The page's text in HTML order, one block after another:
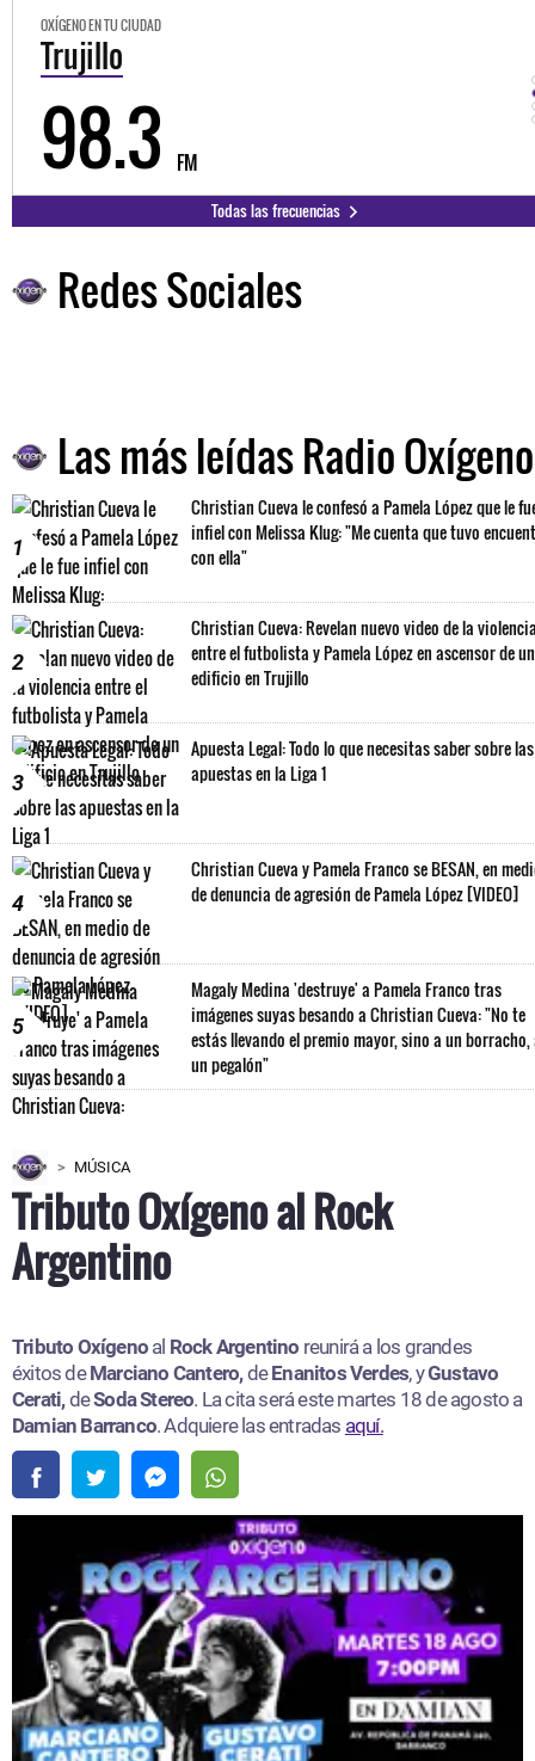
OXÍGENO EN TU CIUDAD
Trujillo
98.3 FM
Todas las frecuencias
Redes Sociales
Las más leídas Radio Oxígeno
1
Christian Cueva le confesó a Pamela López que le
infiel con Melissa Klug: "Me cuenta que tuvo
con ella"
2
Christian Cueva: Revelan nuevo video de la
entre el futbolista y Pamela López en ascensor de un
edificio en Trujillo
3
Apuesta Legal: Todo lo que necesitas saber sobre las
apuestas en la Liga 1
4
Christian Cueva y Pamela Franco se BESAN, en
de denuncia de agresión de Pamela López [VIDEO]
5
Magaly Medina 'destruye' a Pamela Franco tras
imágenes suyas besando a Christian Cueva: "No te
estás llevando el premio mayor, sino a un borracho,
un pegalón"
MÚSICA
Tributo Oxígeno al Rock
Argentino
Tributo Oxígeno al Rock Argentino reunirá a los grandes
éxitos deMarciano Cantero,deEnanitos Verdes, yGustavo
Cerati,deSoda Stereo. La cita será este martes 18 de agosto a
Damian Barranco. Adquiere las entradas aquí.